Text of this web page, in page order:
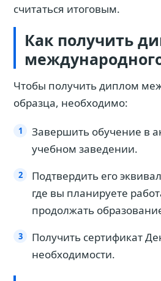
считаться итоговым.
Как получить
Чтобы получить диплом
образца, необходимо:
Завершить обучение в
учебном заведении.
Подтвердить его
где вы планируете
продолжать
Получить сертификат
необходимости.